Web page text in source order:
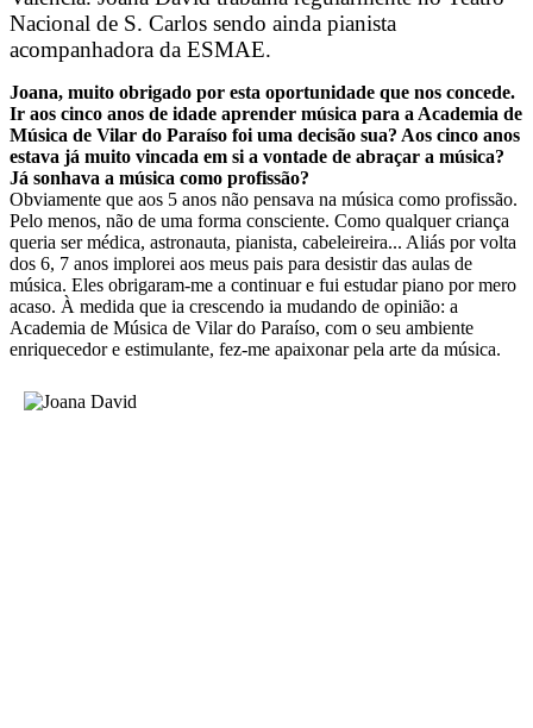
Nacional de S. Carlos sendo ainda pianista
acompanhadora da ESMAE.
Joana, muito obrigado por esta oportunidade que nos concede.
Ir aos cinco anos de idade aprender música para a Academia de
Música de Vilar do Paraíso foi uma decisão sua? Aos cinco anos
estava já muito vincada em si a vontade de abraçar a música?
Já sonhava a música como profissão?
Obviamente que aos 5 anos não pensava na música como profissão.
Pelo menos, não de uma forma consciente. Como qualquer criança
queria ser médica, astronauta, pianista, cabeleireira... Aliás por volta
dos 6, 7 anos implorei aos meus pais para desistir das aulas de
música. Eles obrigaram-me a continuar e fui estudar piano por mero
acaso. À medida que ia crescendo ia mudando de opinião: a
Academia de Música de Vilar do Paraíso, com o seu ambiente
enriquecedor e estimulante, fez-me apaixonar pela arte da música.